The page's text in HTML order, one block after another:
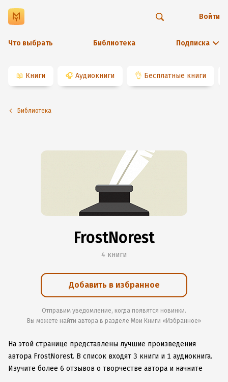
Что выбрать Библиотека Подписка
Войти
📖 Книги 🎧 Аудиокниги 👌 Бесплатные книги
Библиотека
FrostNorest
4 книги
Добавить в избранное
Отправим уведомление, когда появятся новинки.
Вы можете найти автора в разделе Мои Книги «Избранное»
На этой странице представлены лучшие произведения
автора FrostNorest. В список входят 3 книги и 1 аудиокнига.
Изучите более 6 отзывов о творчестве автора и начните